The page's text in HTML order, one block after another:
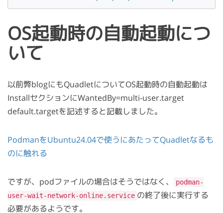
OS起動時の自動起動につ
いて
以前弊blogにもQuadletについてOS起動時の自動起動は
InstallセクションにWantedBy=multi-user.target
default.targetを記述すると記載しました。
PodmanをUbuntu24.04で使うにあたってQuadletなるも
のに触れる
ですが、podファイルの場合はそうではなく、
podman-
user-wait-network-online.service の終了後に実行する
必要があるようです。